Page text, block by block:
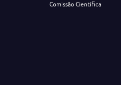
Comissão Científica